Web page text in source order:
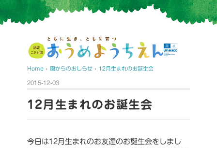
Home › 園からのおしらせ › 12月生まれのお誕生会
2015-12-03
12月生まれのお誕生会
今日は12月生まれのお友達のお誕生会をしまし